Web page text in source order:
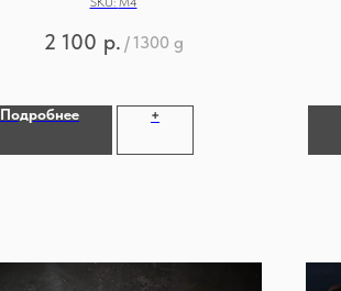
2 100 р. /1300 g
Подробнее +